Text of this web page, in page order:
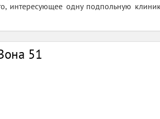
интересующее одну подпольную
51